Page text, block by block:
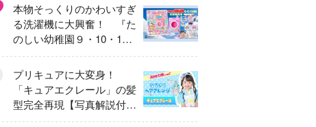
本物そっくりのかわいすぎ
る洗濯機に大興奮！ 『た
のしい幼稚園９・10・11
月号』だけのオリジナル付
録「プリキュア くるくる
せんたくき」
プリキュアに大変身！
「キュアエクレール」の髪
型完全再現【写真解説付
き】